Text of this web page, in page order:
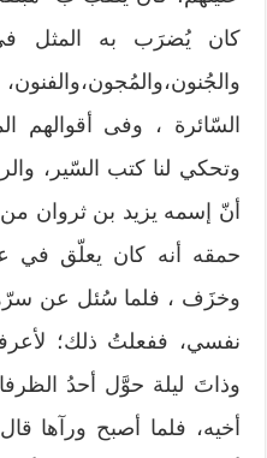
كان يُضرَب به المثل فى
السّائرة ، وفى أقوالهم
وتحكي لنا كتب السّير،
أنّ إسمه يزيد بن ثروان
حمقه أنه كان يعلّق في
وخزَف ، فلما سُئل عن
نفسي، ففعلتُ ذلك؛
وذاتَ ليلة حوَّل أحدُ
أخيه، فلما أصبح ورآها